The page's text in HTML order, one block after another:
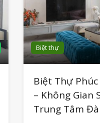
Biệt thự
Biệt Thự
– Không Gian
Trung Tâm